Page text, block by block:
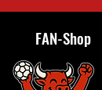
FAN-Shop